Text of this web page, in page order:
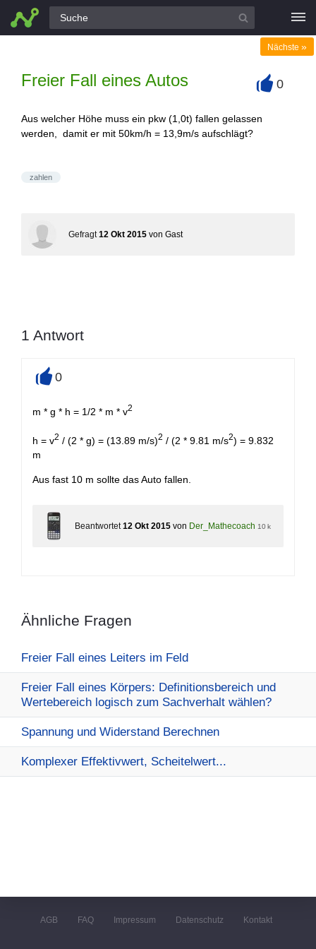
Alle Fragen
Freier Fall eines Autos
Nächste »
0
Aus welcher Höhe muss ein pkw (1,0t) fallen gelassen
werden, damit er mit 50km/h = 13,9m/s aufschlägt?
zahlen
Gefragt 12 Okt 2015 von Gast
1 Antwort
0
m * g * h = 1/2 * m * v2
h = v2 / (2 * g) = (13.89 m/s)2 / (2 * 9.81 m/s2) = 9.832
m
Aus fast 10 m sollte das Auto fallen.
Beantwortet 12 Okt 2015 von Der_Mathecoach 10 k
Ähnliche Fragen
Freier Fall eines Leiters im Feld
Freier Fall eines Körpers: Definitionsbereich und
Wertebereich logisch zum Sachverhalt wählen?
Spannung und Widerstand Berechnen
Komplexer Effektivwert, Scheitelwert...
AGB FAQ Impressum Datenschutz Kontakt